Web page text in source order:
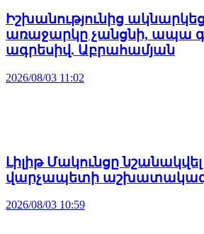
Իշխանությունից
առաջարկը չանցնի, ապա
ագրեսիվ. Աբրահամյան
2026/08/03 11:02
Լիլիթ Մակունցը
վարչապետի
2026/08/03 10:59